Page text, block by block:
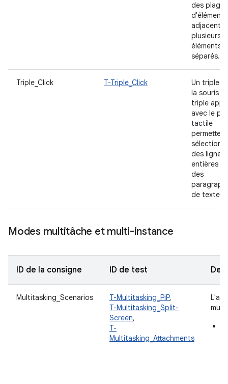
des plages
d'éléments
adjacents
plusieurs
éléments
séparés.
Triple_Click T-Triple_Click
Un triple
la souris
triple
avec le
tactile
des lignes
entières
des
de texte.
Modes multitâche et multi-instance
ID de la consigne ID de test
Multitasking_Scenarios T-Multitasking_PiP,
T-Multitasking_Split-
Screen,
T-
Multitasking_Attachments